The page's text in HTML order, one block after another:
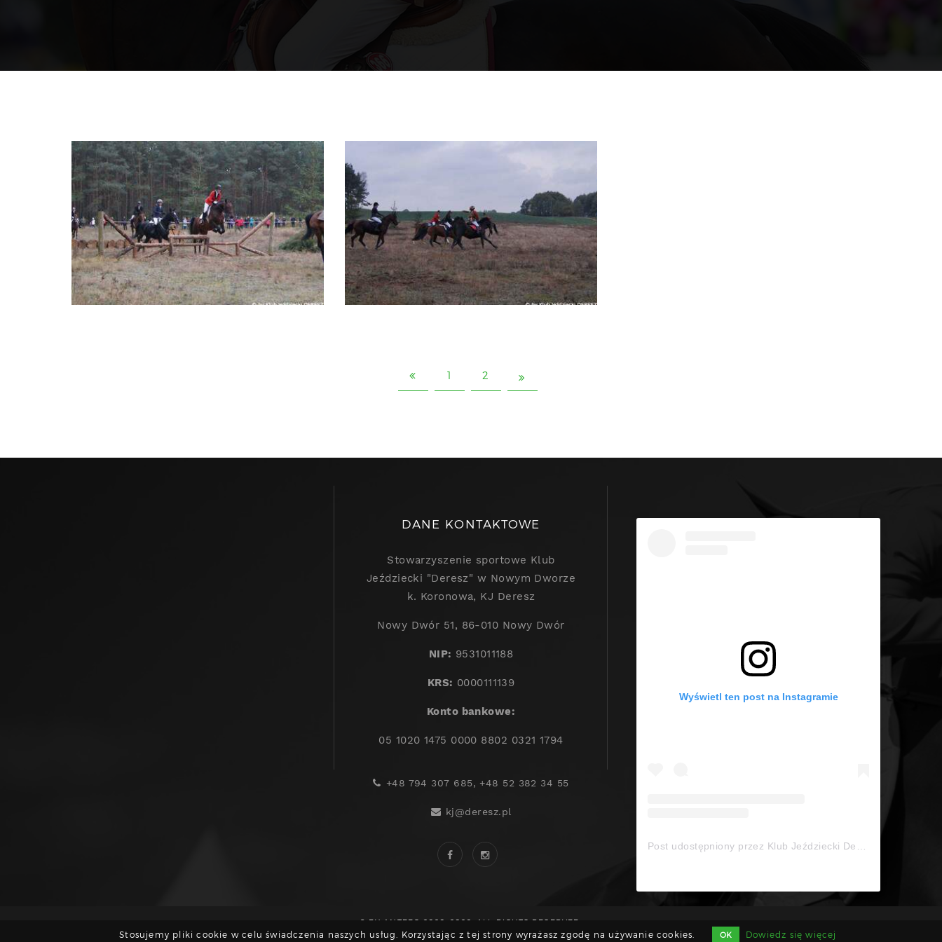
1 2
DANE KONTAKTOWE
Stowarzyszenie sportowe Klub
Jeździecki "Deresz" w Nowym Dworze
k. Koronowa, KJ Deresz
Nowy Dwór 51, 86-010 Nowy Dwór
NIP: 9531011188
KRS: 0000111139
Konto bankowe:
05 1020 1475 0000 8802 0321 1794
+48 794 307 685, +48 52 382 34 55
kj@deresz.pl
Wyświetl ten post na Instagramie
© BY ANTEEO 2020-2026. ALL RIGHTS RESERVED.
Stosujemy pliki cookie w celu świadczenia naszych usług. Korzystając z tej strony wyrażasz zgodę na używanie cookies. OK Dowiedz się więcej